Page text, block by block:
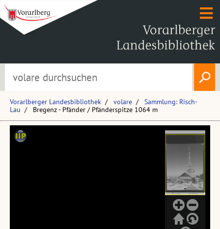
Vorarlberger Landesbibliothek volare
Sammlung: Risch-
Lau
Bregenz - Pfänder / Pfänderspitze 1064 m